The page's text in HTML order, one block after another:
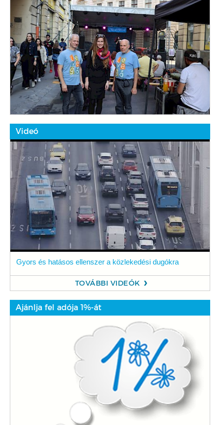
Videó
Gyors és hatásos ellenszer a közlekedési dugókra
TOVÁBBI VIDEÓK
Ajánlja fel adója 1%-át